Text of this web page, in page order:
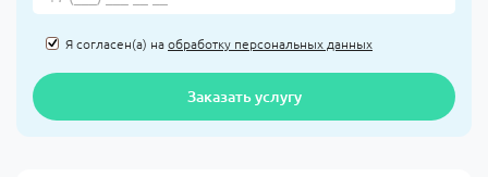
Я согласен(а) наобработку персональных данных
Заказать услугу